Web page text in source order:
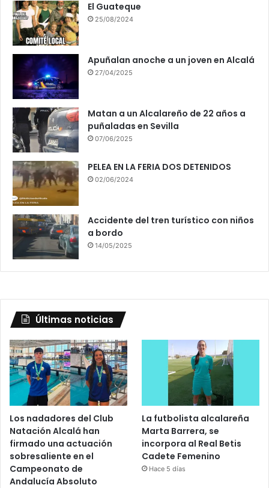
El Guateque
25/08/2024
Apuñalan anoche a un joven en Alcalá
27/04/2025
Matan a un Alcalareño de 22 años a
puñaladas en Sevilla
07/06/2025
PELEA EN LA FERIA DOS DETENIDOS
02/06/2024
Accidente del tren turístico con niños
a bordo
14/05/2025
Últimas noticias
Los nadadores del Club
Natación Alcalá han
firmado una actuación
sobresaliente en el
Campeonato de
Andalucía Absoluto
La futbolista alcalareña
Marta Barrera, se
incorpora al Real Betis
Cadete Femenino
Hace 5 días